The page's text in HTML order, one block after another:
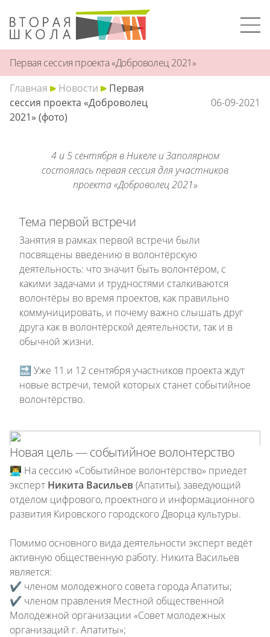
Первая сессия проекта «Доброволец 2021»
Главная
Новости
Первая
сессия проекта «Доброволец
2021» (фото)
06-09-2021
4 и 5 сентября в Никеле и Заполярном
состоялась первая сессия для участников
проекта «Доброволец 2021»
Тема первой встречи
Занятия в рамках первой встречи были
посвящены введению в волонтёрскую
деятельность: что значит быть волонтёром, с
какими задачами и трудностями сталкиваются
волонтёры во время проектов, как правильно
коммуницировать, и почему важно слышать друг
друга как в волонтёрской деятельности, так и в
обычной жизни.
🔜 Уже 11 и 12 сентября участников проекта ждут
новые встречи, темой которых станет событийное
волонтёрство.
Новая цель — событийное волонтерство
👨‍💻 На сессию «Событийное волонтёрство» приедет
эксперт Никита Васильев (Апатиты), заведующий
отделом цифрового, проектного и информационного
развития Кировского городского Дворца культуры.
Помимо основного вида деятельности эксперт ведёт
активную общественную работу. Никита Васильев
является:
✔️ членом молодежного совета города Апатиты;
✔️ членом правления Местной общественной
Молодежной организации «Совет молодежных
организаций г. Апатиты»;